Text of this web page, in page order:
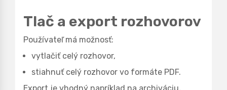
Tlač a export rozhovorov
Používateľ má možnosť:
vytlačiť celý rozhovor,
stiahnuť celý rozhovor vo formáte PDF.
Export je vhodný napríklad na archiváciu,